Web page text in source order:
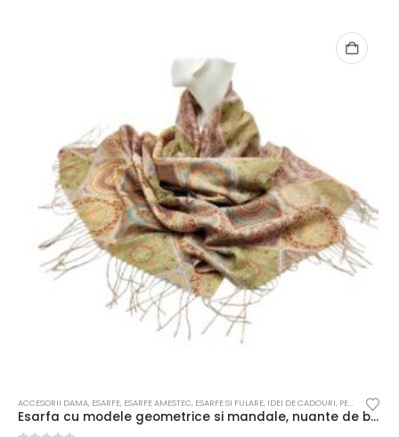
ACCESORII DAMA, ESARFE, ESARFE AMESTEC, ESARFE SI FULARE, IDEI DE CADOURI, PENTRU FEMEI
Esarfa cu modele geometrice si mandale, nuante de bej si verde